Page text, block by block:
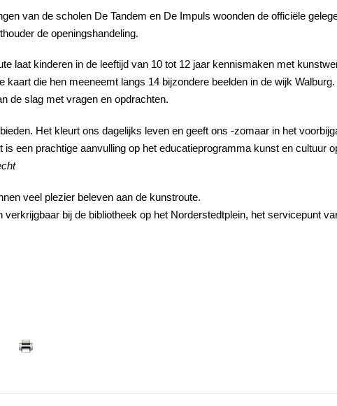
van de scholen De Tandem en De Impuls woonden de officiële
de openingshandeling.
laat kinderen in de leeftijd van 10 tot 12 jaar kennismaken met
kaart die hen meeneemt langs 14 bijzondere beelden in de wijk
de slag met vragen en opdrachten.
Het kleurt ons dagelijks leven en geeft ons -zomaar in het
een prachtige aanvulling op het educatieprogramma kunst en cultuur
veel plezier beleven aan de kunstroute.
bij de bibliotheek op het Norderstedtplein, het servicepunt